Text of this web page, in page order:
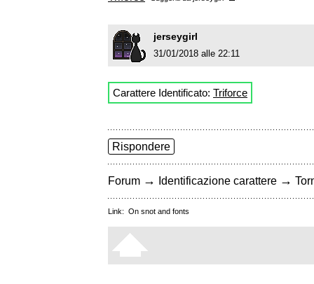
jerseygirl
31/01/2018 alle 22:11
Carattere Identificato: Triforce
Rispondere
Forum → Identificazione carattere →
Link: On snot and fonts